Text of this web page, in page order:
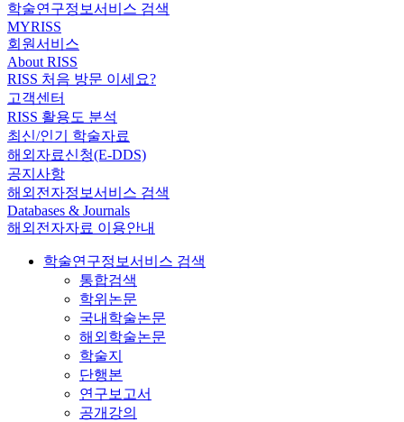
학술연구정보서비스 검색
MYRISS
회원서비스
About RISS
RISS 처음 방문 이세요?
고객센터
RISS 활용도 분석
최신/인기 학술자료
해외자료신청(E-DDS)
공지사항
해외전자정보서비스 검색
Databases & Journals
해외전자자료 이용안내
학술연구정보서비스 검색
통합검색
학위논문
국내학술논문
해외학술논문
학술지
단행본
연구보고서
공개강의